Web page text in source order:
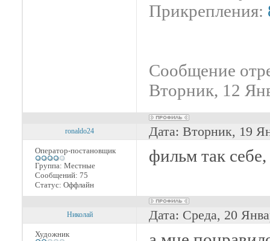
Прикрепления:
Сообщение
Вторник, 12
ronaldo24 Дата: Вторник, 19
Оператор-постановщик
Группа: Местные
Сообщений: 75
Статус: Оффлайн
фильм так
Николай Дата: Среда, 20
Художник